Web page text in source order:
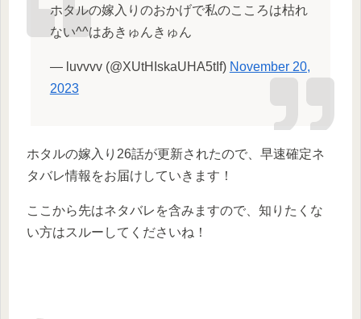
ホタルの嫁入りのおかげで私のこころは枯れ
ない^^はあきゅんきゅん
— luvvvv (@XUtHIskaUHA5tIf) November 20,
2023
ホタルの嫁入り26話が更新されたので、早速確定ネ
タバレ情報をお届けしていきます！
ここから先はネタバレを含みますので、知りたくな
い方はスルーしてくださいね！